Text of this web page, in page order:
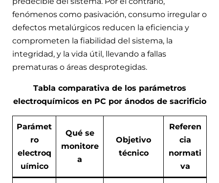
fenómenos como pasivación, consumo irregular o
defectos metalúrgicos reducen la eficiencia y
comprometen la fiabilidad del sistema, la
integridad, y la vida útil, llevando a fallas
prematuras o áreas desprotegidas.
Tabla comparativa de los parámetros
electroquímicos en PC por ánodos de sacrificio
Parámet
ro
electroq
uímico
Qué se
monitore
a
Objetivo
técnico
Referen
cia
normati
va